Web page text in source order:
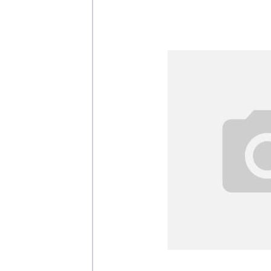
Клиентам
Застройщикам
Снабженцам и